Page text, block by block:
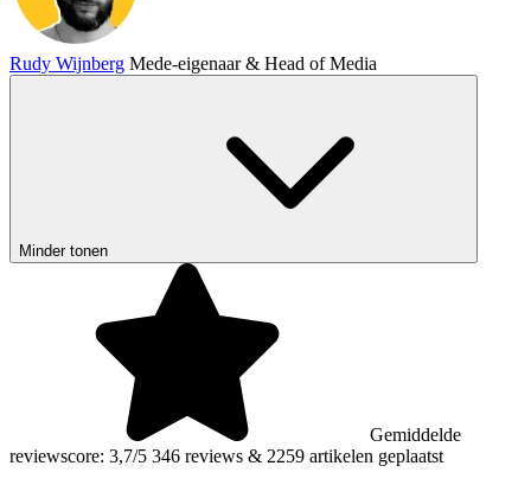
Rudy Wijnberg Mede-eigenaar & Head of Media
Minder tonen
Gemiddelde
reviewscore: 3,7/5 346 reviews & 2259 artikelen geplaatst